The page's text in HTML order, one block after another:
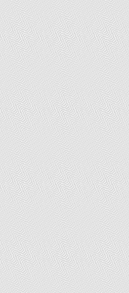
plus critique du texte que vous
de mettre en évidence les
recherche et votre rigueur
par Rédaction-Conseil sur la
que vous pourrez fournir à
précis de votre
méthodologie ; un plan
; les citations d’auteurs
des références
souhaitez insérer dans le
et tous
[...]